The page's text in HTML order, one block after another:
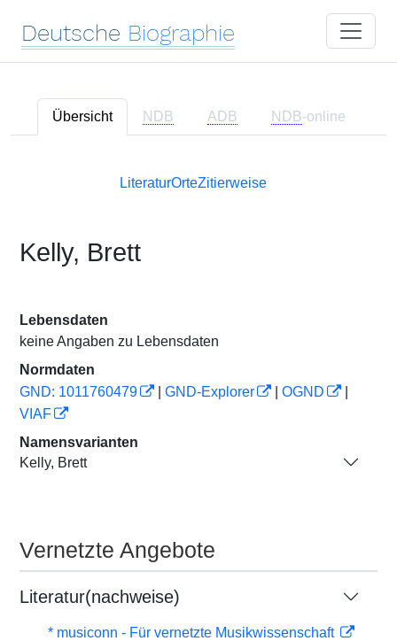
Deutsche Biographie
Übersicht NDB ADB NDB-online
LiteraturOrteZitierweise
Kelly, Brett
Lebensdaten
keine Angaben zu Lebensdaten
Normdaten
GND: 1011760479
GND-Explorer OGND
VIAF
Namensvarianten
Kelly, Brett
Vernetzte Angebote
Literatur(nachweise)
* musiconn - Für vernetzte Musikwissenschaft